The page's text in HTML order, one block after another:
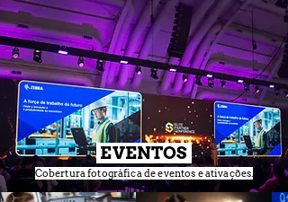
EVENTOS
Cobertura fotográfica de eventos e ativações.